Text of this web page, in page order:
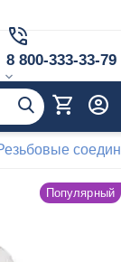
8 800-333-33-79
Популярный